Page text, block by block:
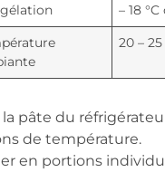
– 18
20 – 25
la pâte du
de température.
en portions